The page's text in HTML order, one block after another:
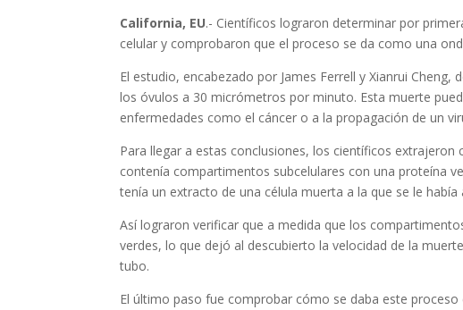
California, EU.- Científicos lograron determinar por
celular y comprobaron que el proceso se da como una
El estudio, encabezado por James Ferrell y Xianrui
los óvulos a 30 micrómetros por minuto. Esta muerte
enfermedades como el cáncer o a la propagación de un
Para llegar a estas conclusiones, los científicos
contenía compartimentos subcelulares con una proteína
tenía un extracto de una célula muerta a la que se le
Así lograron verificar que a medida que los
verdes, lo que dejó al descubierto la velocidad de la
tubo.
El último paso fue comprobar cómo se daba este